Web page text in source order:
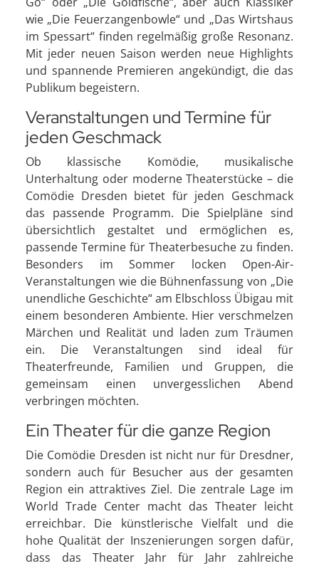
wie „Die Feuerzangenbowle“ und „Das Wirtshaus
im Spessart“ finden regelmäßig große Resonanz.
Mit jeder neuen Saison werden neue Highlights
und spannende Premieren angekündigt, die das
Publikum begeistern.
Veranstaltungen und Termine für
jeden Geschmack
Ob klassische Komödie, musikalische
Unterhaltung oder moderne Theaterstücke – die
Comödie Dresden bietet für jeden Geschmack
das passende Programm. Die Spielpläne sind
übersichtlich gestaltet und ermöglichen es,
passende Termine für Theaterbesuche zu finden.
Besonders im Sommer locken Open-Air-
Veranstaltungen wie die Bühnenfassung von „Die
unendliche Geschichte“ am Elbschloss Übigau mit
einem besonderen Ambiente. Hier verschmelzen
Märchen und Realität und laden zum Träumen
ein. Die Veranstaltungen sind ideal für
Theaterfreunde, Familien und Gruppen, die
gemeinsam einen unvergesslichen Abend
verbringen möchten.
Ein Theater für die ganze Region
Die Comödie Dresden ist nicht nur für Dresdner,
sondern auch für Besucher aus der gesamten
Region ein attraktives Ziel. Die zentrale Lage im
World Trade Center macht das Theater leicht
erreichbar. Die künstlerische Vielfalt und die
hohe Qualität der Inszenierungen sorgen dafür,
dass das Theater Jahr für Jahr zahlreiche